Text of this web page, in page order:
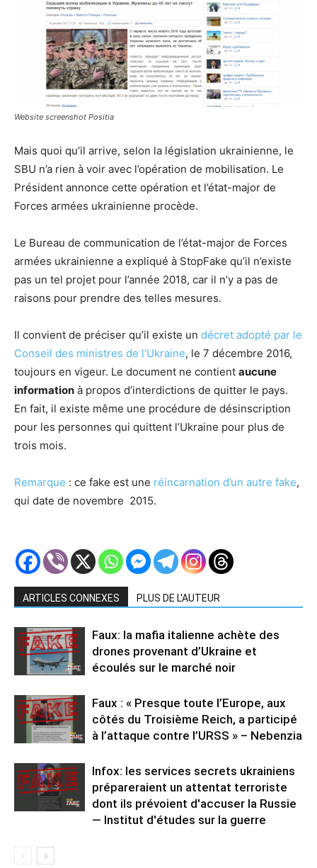
Website screenshot Positia
Mais quoi qu’il arrive, selon la législation ukrainienne, le
SBU n’a rien à voir avec l’opération de mobilisation. Le
Président annonce cette opération et l’état-major de
Forces armées ukrainienne procède.
Le Bureau de communication de l’état-major de Forces
armées ukrainienne a expliqué à StopFake qu’il n’existe
pas un tel projet pour l’année 2018, car il n’y a pas de
raisons pour prendre des telles mesures.
Il convient de préciser qu’il existe un décret adopté par le
Conseil des ministres de l’Ukraine, le 7 décembre 2016,
toujours en vigeur. Le document ne contient aucune
information à propos d’interdictions de quitter le pays.
En fait, il existe même une procédure de désinscription
pour les personnes qui quittent l’Ukraine pour plus de
trois mois.
Remarque : ce fake est une réincarnation d’un autre fake,
qui date de novembre 2015.
ARTICLES CONNEXES PLUS DE L'AUTEUR
Faux: la mafia italienne achète des
drones provenant d’Ukraine et
écoulés sur le marché noir
Faux : « Presque toute l’Europe, aux
côtés du Troisième Reich, a participé
à l’attaque contre l’URSS » – Nebenzia
Infox: les services secrets ukrainiens
prépareraient un attentat terroriste
dont ils prévoient d'accuser la Russie
— Institut d'études sur la guerre